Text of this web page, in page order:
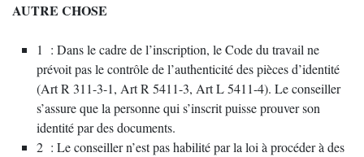
AUTRE CHOSE
1 : Dans le cadre de l’inscription, le Code du travail ne
prévoit pas le contrôle de l’authenticité des pièces d’identité
(Art R 311-3-1, Art R 5411-3, Art L 5411-4). Le conseiller
s’assure que la personne qui s’inscrit puisse prouver son
identité par des documents.
2 : Le conseiller n’est pas habilité par la loi à procéder à des